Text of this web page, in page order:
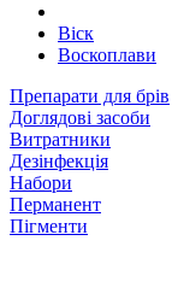
Віск
Воскоплави
Препарати для брів
Доглядові засоби
Витратники
Дезінфекція
Набори
Перманент
Пігменти